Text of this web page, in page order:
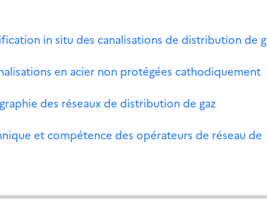
in situ des canalisations de distribution de
en acier non protégées cathodiquement
des réseaux de distribution de gaz
et compétence des opérateurs de réseau de